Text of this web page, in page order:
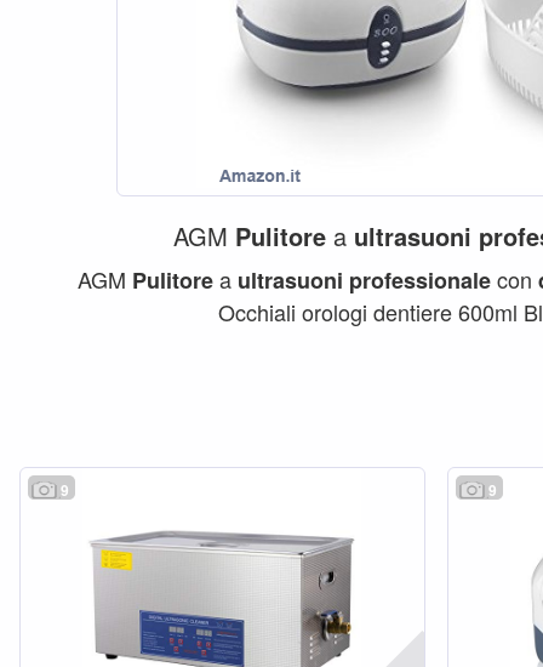
AGM Pulitore a ultrasuoni
AGM Pulitorea ultrasuoni professionalecon
Occhiali orologi dentiere 600ml
9 9